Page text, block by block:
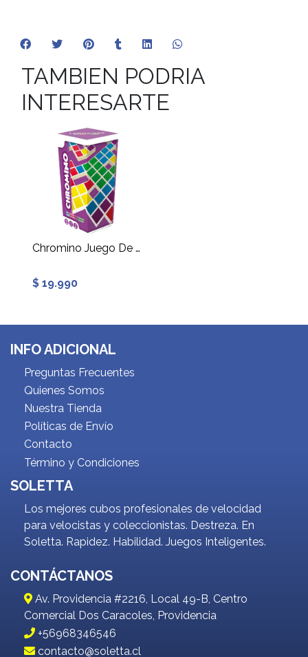
TAMBIEN PODRIA
INTERESARTE
Chromino Juego De Mesa
$ 19.990
INFO ADICIONAL
Preguntas Frecuentes
Quienes Somos
Nuestra Tienda
Políticas de Envío
Contacto
Término y Condiciones
SOLETTA
Los mejores cubos profesionales de velocidad
para velocistas y coleccionistas. Destreza. En
Soletta. Rapidez. Habilidad. Juegos Inteligentes.
CONTÁCTANOS
Av. Providencia #2216, Local 49-B, Centro
Comercial Dos Caracoles, Providencia
+56968346546
contacto@soletta.cl